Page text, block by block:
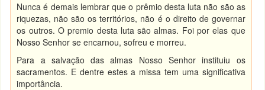
Nunca é demais lembrar que o prêmio desta luta não são as
riquezas, não são os territórios, não é o direito de governar
os outros. O premio desta luta são almas. Foi por elas que
Nosso Senhor se encarnou, sofreu e morreu.
Para a salvação das almas Nosso Senhor instituiu os
sacramentos. E dentre estes a missa tem uma significativa
importância.